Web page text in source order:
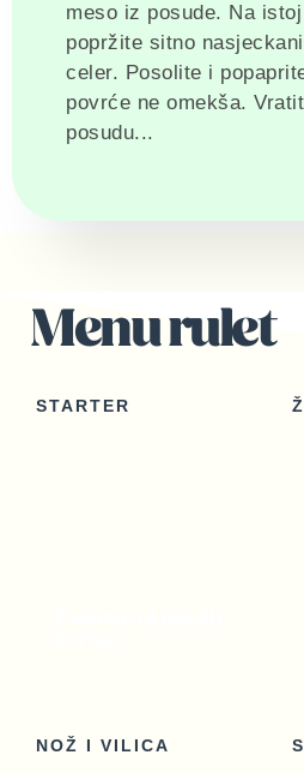
meso iz posude. Na
popržite sitno
celer. Posolite i
povrće ne omekša.
posudu...
Menu rulet
STARTER
NOŽ I VILICA